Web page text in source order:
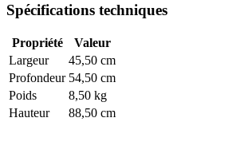
Spécifications techniques
Propriété
Valeur
Largeur
45,50 cm
Profondeur 54,50 cm
Poids
8,50 kg
Hauteur
88,50 cm